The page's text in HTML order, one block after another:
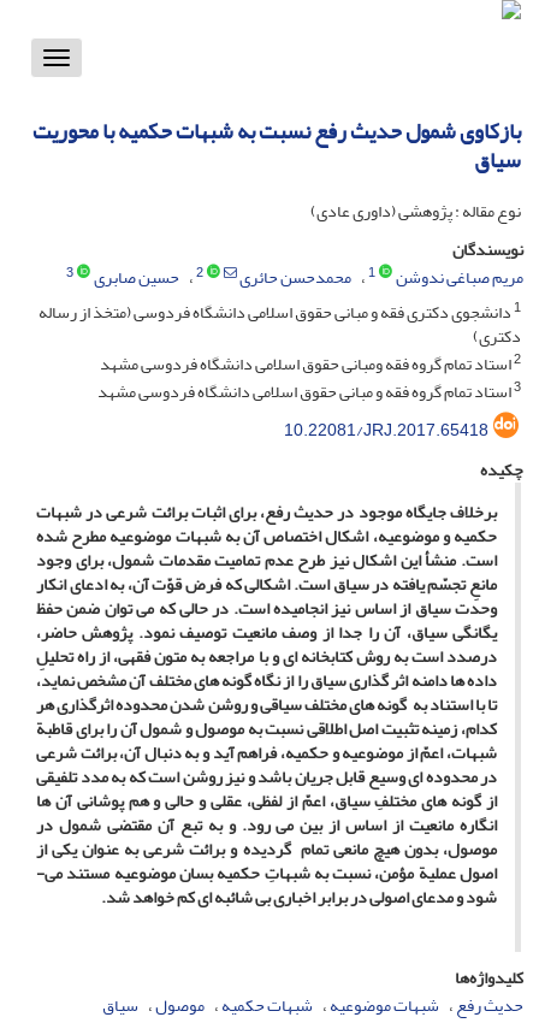
Toggle
بازکاوی شمول حدیث رفع نسبت به شبهات حکمیه با محوریت
سیاق
نوع مقاله : پژوهشی (داوری عادی)
نویسندگان
مریم صباغی ندوشن
1 محمدحسن حائری 2 حسین صابری
3
1دانشجوی دکتری فقه و مبانی حقوق اسلامی دانشگاه فردوسی (متخذ از رساله
دکتری)
2استاد تمام گروه فقه ومبانی حقوق اسلامی دانشگاه فردوسی مشهد
3استاد تمام گروه فقه و مبانی حقوق اسلامی دانشگاه فردوسی مشهد
10.22081/JRJ.2017.65418
چکیده
برخلاف جایگاه موجود در حدیث رفع، برای اثبات برائت شرعی در شبهات
حکمیه و موضوعیه، اشکال اختصاص آن به شبهات موضوعیه مطرح شده
است. منشأ این اشکال نیز طرح عدم تمامیت مقدمات شمول، برای وجود
مانعِ تجسّم یافته در سیاق است. اشکالی که فرض قوّت آن، به ادعای انکار
وحدت سیاق از اساس نیز انجامیده است. در حالی­ که می­ توان ضمن حفظ
یگانگی سیاق، آن را جدا از وصف مانعیت توصیف نمود. پژوهش حاضر،
درصدد است به روش کتابخانه­ ای و با مراجعه به متون فقهی، از راه تحلیلِ
داده ها دامنه اثر گذاری سیاق را از نگاه گونه­ های مختلف آن مشخص نماید،
تا با استناد به گونه­ های مختلف سیاقی و روشن شدن محدوده اثرگذاری هر
کدام، زمینه تثبیت اصل اطلاقی نسبت به موصول و شمول آن را برای قاطبة
شبهات، اعمّ از موضوعیه و حکمیه، فراهم آید و به دنبال آن، برائت شرعی
در محدوده ­ای وسیع قابل جریان باشد و نیز روشن است که به مدد تلفیقی
از گونه­ های مختلفِ سیاق، اعمّ از لفظی، عقلی و حالی و هم پوشانی آن­ ها
انگاره مانعیت از اساس از بین می­ رود. و به تبع آن مقتضی شمول در
موصول، بدون هیچ مانعی تمام گردیده و برائت شرعی به ­عنوان یکی از
اصول عملیة مؤمن، نسبت به شبهاتِ حکمیه بسان موضوعیه مستند می­
شود و مدعای اصولی در برابر اخباری بی شائبه ­ای کم خواهد شد.
کلیدواژه‌ها
حدیث رفع شبهات موضوعیه شبهات حکمیه موصول سیاق